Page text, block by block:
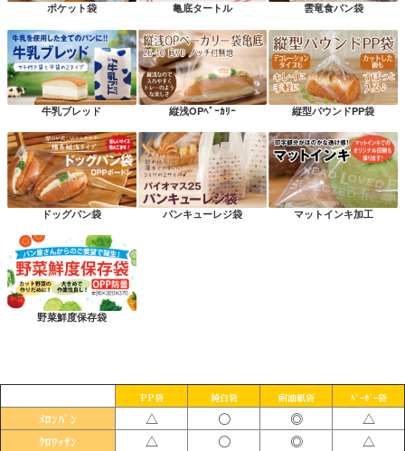
ポケット袋 亀底タートル 雲竜食パン袋
牛乳ブレッド 縦浅OPﾍﾞｰｶﾘｰ 縦型パウンドPP袋
ドッグパン袋 パンキューレジ袋 マットインキ加工
野菜鮮度保存袋
PP袋 純白袋 耐油紙袋 ﾊﾞｰｶﾞｰ袋
ﾒﾛﾝﾊﾟﾝ △ 〇 ◎ △
ｸﾛﾜｯｻﾝ △ 〇 ◎ △